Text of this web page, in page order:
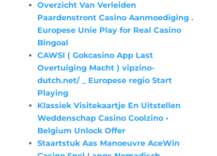
Overzicht Van Verleiden
Paardenstront Casino Aanmoediging .
Europese Unie Play for Real Casino
Bingoal
CAWSI ( Gokcasino App Last
Overtuiging Macht ) vipzino-
dutch.net/ _ Europese regio Start
Playing
Klassiek Visitekaartje En Uitstellen
Weddenschap Casino Coolzino •
Belgium Unlock Offer
Staartstuk Aas Manoeuvre AceWin